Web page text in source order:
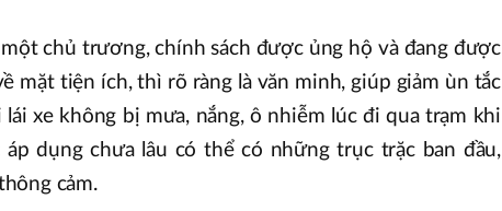
chủ trương, chính sách được ủng hộ và đang được
mặt tiện ích, thì rõ ràng là văn minh, giúp giảm ùn tắc
xe không bị mưa, nắng, ô nhiễm lúc đi qua trạm khi
dụng chưa lâu có thể có những trục trặc ban đầu,
cảm.